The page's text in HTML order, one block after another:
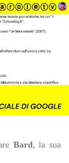
Bard, la sua